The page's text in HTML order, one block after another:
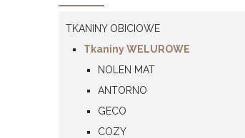
TKANINY OBICIOWE
Tkaniny WELUROWE
NOLEN MAT
ANTORNO
GECO
COZY